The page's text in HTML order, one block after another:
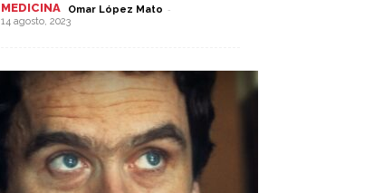
MEDICINA Omar López Mato -
14 agosto, 2023